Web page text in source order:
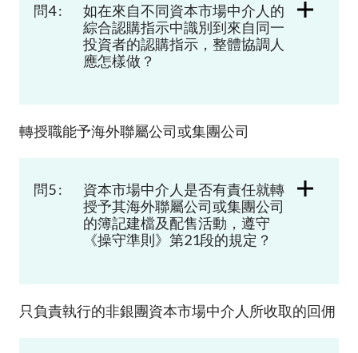
問4 :
如在來自不同資本市場中介人的
綜合認購指示中識別到來自同一
投資者的認購指示，整體協調人
應怎樣做？
轉授職能予海外聯屬公司或集團公司
問5 :
資本市場中介人是否有責任就轉
授予其海外聯屬公司或集團公司
的簿記建檔及配售活動，遵守
《操守準則》第21段的規定？
只負責執行的非銀團資本市場中介人所收取的回佣